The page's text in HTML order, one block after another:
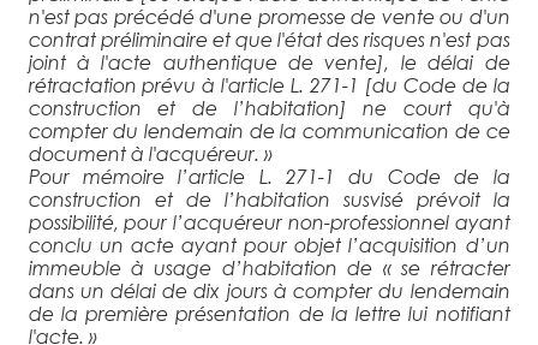
n'est pas précédé d'une promesse de vente ou d'un
contrat préliminaire et que l'état des risques n'est pas
joint à l'acte authentique de vente], le délai de
rétractation prévu à l'article L. 271-1 [du Code de la
construction et de l’habitation] ne court qu'à
compter du lendemain de la communication de ce
document à l'acquéreur. »
Pour mémoire l’article L. 271-1 du Code de la
construction et de l’habitation susvisé prévoit la
possibilité, pour l’acquéreur non-professionnel ayant
conclu un acte ayant pour objet l’acquisition d’un
immeuble à usage d’habitation de «se rétracter
dans un délai de dix jours à compter du lendemain
de la première présentation de la lettre lui notifiant
l'acte. »